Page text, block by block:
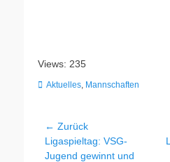
Views: 235
Kategorien
Aktuelles, Mannschaften
Beitragsnavigation
← Zurück
Vorheriger
Beitrag:
Ligaspieltag: VSG-
Jugend gewinnt und